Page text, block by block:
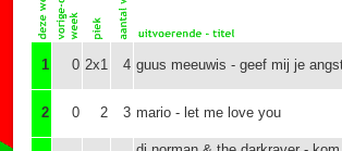
1 0 2x1 4 guus meeuwis - geef mij je
2 0 2 3 mario - let me love you